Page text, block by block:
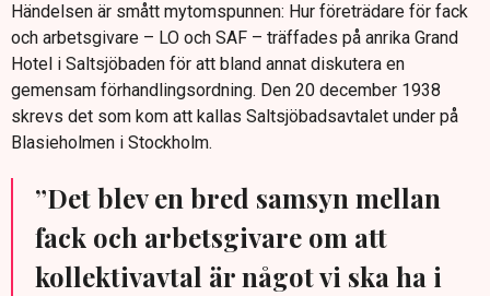
Händelsen är smått mytomspunnen: Hur företrädare för fack
och arbetsgivare – LO och SAF – träffades på anrika Grand
Hotel i Saltsjöbaden för att bland annat diskutera en
gemensam förhandlingsordning. Den 20 december 1938
skrevs det som kom att kallas Saltsjöbadsavtalet under på
Blasieholmen i Stockholm.
”Det blev en bred samsyn mellan
fack och arbetsgivare om att
kollektivavtal är något vi ska ha i